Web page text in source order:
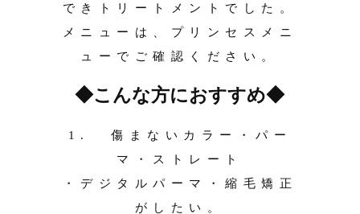
できトリートメントでした。
メニューは、プリンセスメニ
ューでご確認ください。
◆こんな方におすすめ◆
1. 傷まないカラー・パー
マ・ストレート
・デジタルパーマ・縮毛矯正
がしたい。